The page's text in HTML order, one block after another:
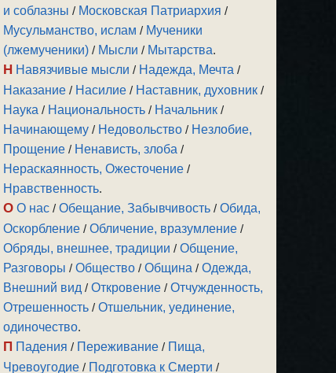
и соблазны / Московская Патриархия /
Мусульманство, ислам / Мученики
(лжемученики) / Мысли / Мытарства.
Н Навязчивые мысли / Надежда, Мечта /
Наказание / Насилие / Наставник, духовник /
Наука / Национальность / Начальник /
Начинающему / Недовольство / Незлобие,
Прощение / Ненависть, злоба /
Нераскаянность, Ожесточение /
Нравственность.
О О нас /Обещание, Забывчивость /Обида,
Оскорбление /Обличение, вразумление /
Обряды, внешнее, традиции /Общение,
Разговоры /Общество /Община /Одежда,
Внешний вид /Откровение /Отчужденность,
Отрешенность /Отшельник, уединение,
одиночество.
П Падения / Переживание / Пища,
Чревоугодие / Подготовка к Смерти /